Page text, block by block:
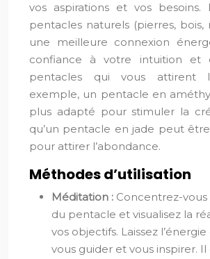
vos aspirations et vos besoins.
pentacles naturels (pierres,
une meilleure connexion
confiance à votre intuition et
pentacles qui vous attirent
exemple, un pentacle en
plus adapté pour stimuler la
qu’un pentacle en jade peut
pour attirer l’abondance.
Méthodes d’utilisation
Méditation : Concentrez-vous
du pentacle et visualisez la
vos objectifs. Laissez
vous guider et vous inspirer. Il